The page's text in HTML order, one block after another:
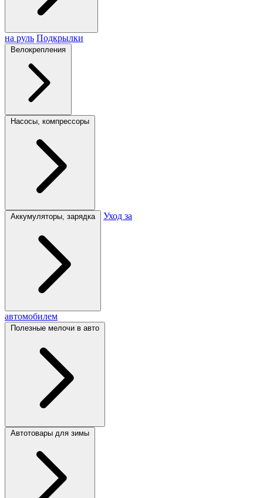
на руль Подкрылки
Велокрепления
Насосы, компрессоры
Аккумуляторы, зарядка Уход за
автомобилем
Полезные мелочи в авто
Автотовары для зимы